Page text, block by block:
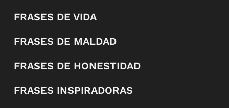
FRASES DE VIDA
FRASES DE MALDAD
FRASES DE HONESTIDAD
FRASES INSPIRADORAS